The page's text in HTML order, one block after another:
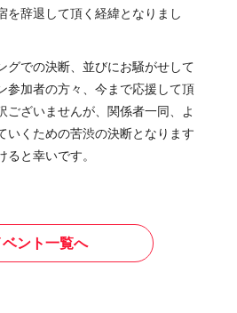
を辞退して頂く経緯となりまし
グでの決断、並びにお騒がせして
参加者の方々、今まで応援して頂
ございませんが、関係者一同、よ
いくための苦渋の決断となります
と幸いです。
ベント一覧へ